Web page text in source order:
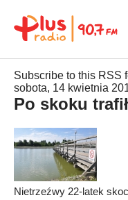
Subscribe to this RSS
sobota, 14 kwietnia
Po skoku
Nietrzeźwy 22-latek